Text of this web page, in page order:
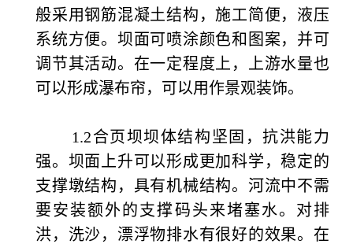
般采用钢筋混凝土结构，施工简便，液压
系统方便。坝面可喷涂颜色和图案，并可
调节其活动。在一定程度上，上游水量也
可以形成瀑布帘，可以用作景观装饰。
1.2合页坝坝体结构坚固，抗洪能力
强。坝面上升可以形成更加科学，稳定的
支撑墩结构，具有机械结构。河流中不需
要安装额外的支撑码头来堵塞水。对排
洪，洗沙，漂浮物排水有很好的效果。在